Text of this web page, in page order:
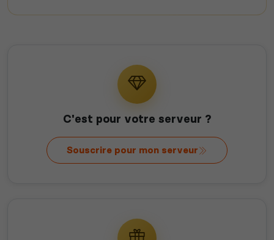
C'est pour votre serveur ?
Souscrire pour mon serveur